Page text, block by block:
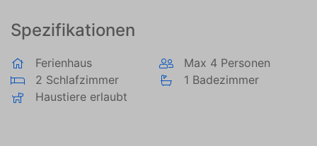
Spezifikationen
Ferienhaus
Max 4 Personen
2 Schlafzimmer
1 Badezimmer
Haustiere erlaubt